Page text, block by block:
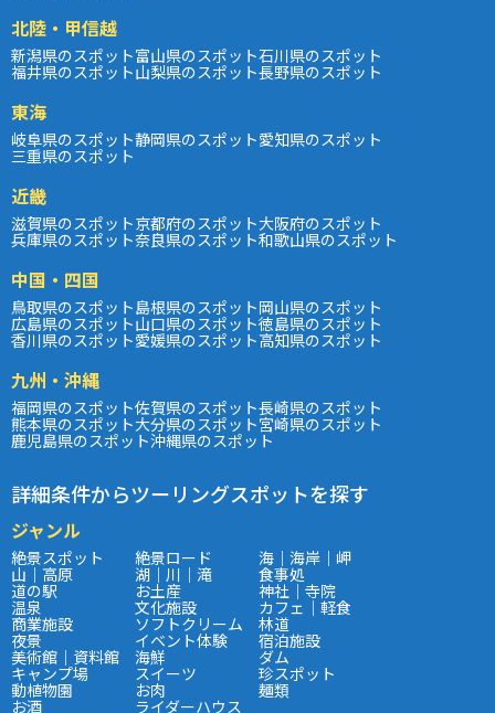
北陸・甲信越
新潟県のスポット富山県のスポット石川県のスポット
福井県のスポット山梨県のスポット長野県のスポット
東海
岐阜県のスポット静岡県のスポット愛知県のスポット
三重県のスポット
近畿
滋賀県のスポット京都府のスポット大阪府のスポット
兵庫県のスポット奈良県のスポット和歌山県のスポット
中国・四国
鳥取県のスポット島根県のスポット岡山県のスポット
広島県のスポット山口県のスポット徳島県のスポット
香川県のスポット愛媛県のスポット高知県のスポット
九州・沖縄
福岡県のスポット佐賀県のスポット長崎県のスポット
熊本県のスポット大分県のスポット宮崎県のスポット
鹿児島県のスポット沖縄県のスポット
詳細条件からツーリングスポットを探す
ジャンル
絶景スポット 絶景ロード 海｜海岸｜岬
山｜高原 湖｜川｜滝 食事処
道の駅 お土産 神社｜寺院
温泉 文化施設 カフェ｜軽食
商業施設 ソフトクリーム 林道
夜景 イベント体験 宿泊施設
美術館｜資料館 海鮮 ダム
キャンプ場 スイーツ 珍スポット
動植物園 お肉 麺類
お酒 ライダーハウス